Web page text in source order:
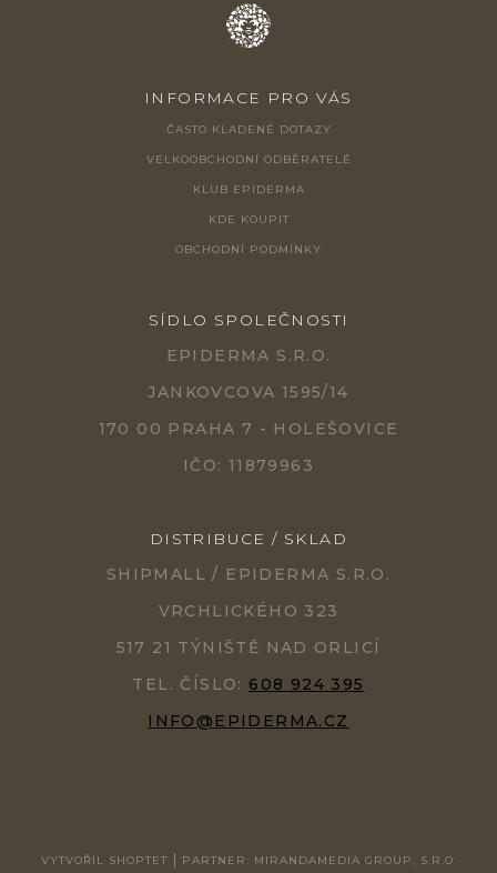
INFORMACE PRO VÁS
ČASTO KLADENÉ DOTAZY
VELKOOBCHODNÍ ODBĚRATELÉ
KLUB EPIDERMA
KDE KOUPIT
OBCHODNÍ PODMÍNKY
SÍDLO SPOLEČNOSTI
EPIDERMA S.R.O.
JANKOVCOVA 1595/14
170 00 PRAHA 7 - HOLEŠOVICE
IČO: 11879963
DISTRIBUCE / SKLAD
SHIPMALL / EPIDERMA S.R.O.
VRCHLICKÉHO 323
517 21 TÝNIŠTĚ NAD ORLICÍ
TEL. ČÍSLO: 608 924 395
INFO@EPIDERMA.CZ
VYTVOŘIL SHOPTET PARTNER: MIRANDAMEDIA GROUP, S.R.O.